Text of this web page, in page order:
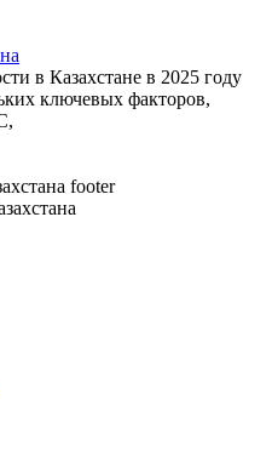
в Казахстане в 2025 году
ключевых факторов,